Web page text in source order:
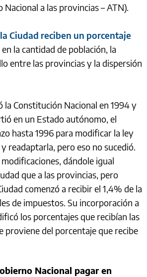
a las provincias – ATN).
Ciudad reciben un porcentaje
en la cantidad de población, la
entre las provincias y la dispersión
la Constitución Nacional en 1994 y
en un Estado autónomo, el
hasta 1996 para modificar la ley
readaptarla, pero eso no sucedió.
dándole igual
que a las provincias, pero
comenzó a recibir el 1,4% de la
de impuestos. Su incorporación a
los porcentajes que recibían las
proviene del porcentaje que recibe
Nacional pagar en